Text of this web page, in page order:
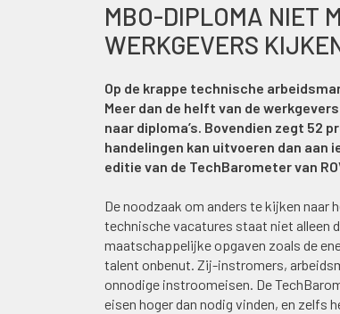
MBO-DIPLOMA NIET
WERKGEVERS
Op de krappe technische
Meer dan de helft van de
naar diploma’s. Bovendien zegt 52
handelingen kan uitvoeren dan aan
editie van de TechBarometer van
De noodzaak om anders te kijken
technische vacatures staat niet alleen
maatschappelijke opgaven zoals de
talent onbenut. Zij-instromers,
onnodige instroomeisen. De
eisen hoger dan nodig vinden, en